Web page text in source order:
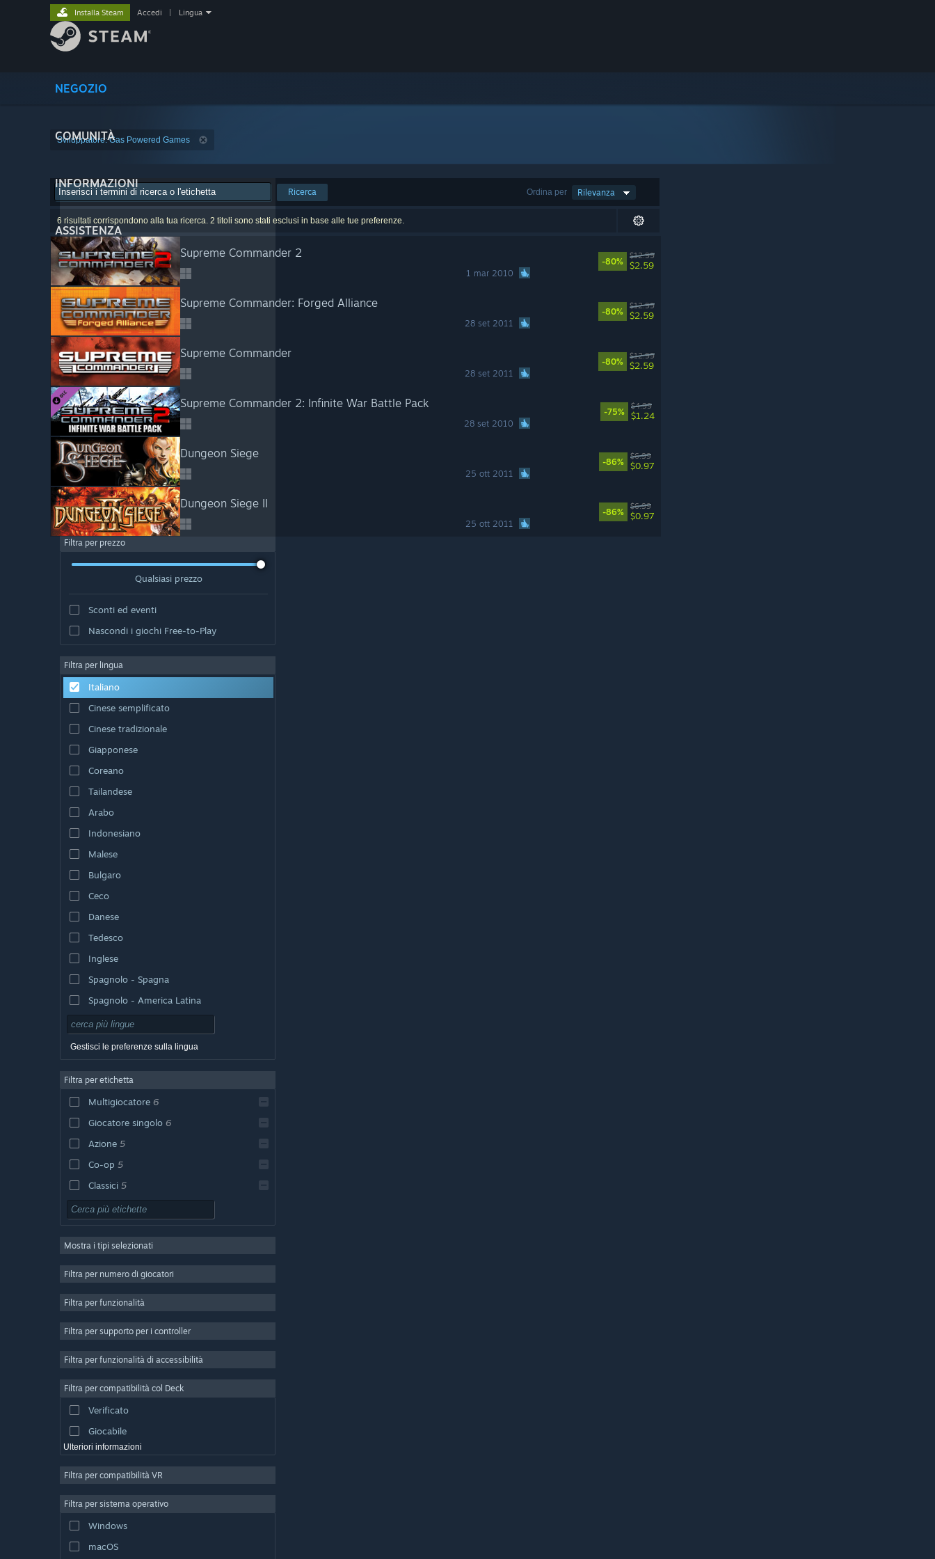
NEGOZIO
COMUNITÀ
INFORMAZIONI
ASSISTENZA
Installa Steam Accedi Lingua
Sviluppatore: Gas Powered Games
Ordina per Rilevanza
Ricerca
6 risultati corrispondono alla tua ricerca. 2 titoli sono stati esclusi in base alle tue preferenze.
Supreme Commander 2
1 mar 2010
-80%
$12.99
$2.59
Supreme Commander: Forged Alliance
28 set 2011
-80%
$12.99
$2.59
Supreme Commander
28 set 2011
-80%
$12.99
$2.59
Supreme Commander 2: Infinite War Battle Pack
28 set 2010
-75%
$4.99
$1.24
Dungeon Siege
25 ott 2011
-86%
$6.99
$0.97
Dungeon Siege II
25 ott 2011
-86%
$6.99
$0.97
Filtra per prezzo
Qualsiasi prezzo
Sconti ed eventi
Nascondi i giochi Free-to-Play
Filtra per lingua
Italiano
Cinese semplificato
Cinese tradizionale
Giapponese
Coreano
Tailandese
Arabo
Indonesiano
Malese
Bulgaro
Ceco
Danese
Tedesco
Inglese
Spagnolo - Spagna
Spagnolo - America Latina
Gestisci le preferenze sulla lingua
Filtra per etichetta
Multigiocatore 6
Giocatore singolo 6
Azione 5
Co-op 5
Classici 5
Strategia 4
Fantascienza 4
In tempo reale, con funzionalità di
Avventura 3
In tempo reale 3
Mostra i tipi selezionati
Filtra per numero di giocatori
Filtra per funzionalità
Filtra per supporto per i controller
Filtra per funzionalità di accessibilità
Filtra per compatibilità col Deck
Verificato
Giocabile
Ulteriori informazioni
Filtra per compatibilità VR
Filtra per sistema operativo
Windows
macOS